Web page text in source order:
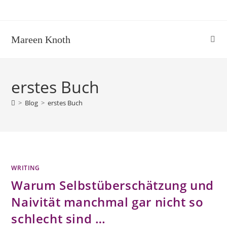
Mareen Knoth
erstes Buch
> Blog > erstes Buch
WRITING
Warum Selbstüberschätzung und
Naivität manchmal gar nicht so
schlecht sind …